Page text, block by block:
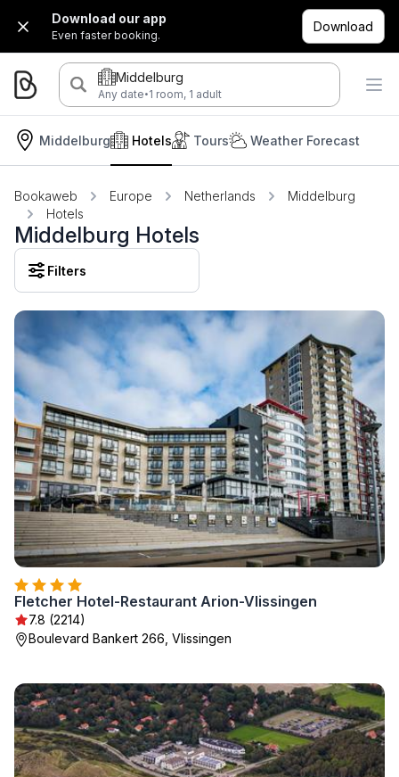
Download our app
Even faster booking.
Download
Middelburg
Any date·1 room, 1 adult
Middelburg Hotels Tours Weather Forecast
Bookaweb Europe Netherlands
Middelburg
Hotels
Middelburg Hotels
Filters
Fletcher Hotel-Restaurant Arion-Vlissingen
7.8 (2214)
Boulevard Bankert 266, Vlissingen